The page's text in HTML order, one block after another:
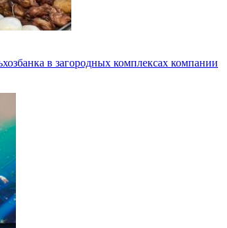
в загородных комплексах компании